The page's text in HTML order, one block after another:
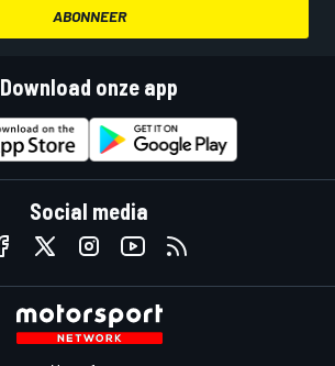
ABONNEER
Download onze app
Social media